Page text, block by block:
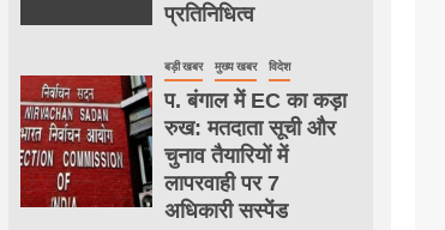
प्रतिनिधित्व
बड़ी खबर मुख्य खबर विदेश
प. बंगाल में EC का कड़ा
रुख: मतदाता सूची और
चुनाव तैयारियों में
लापरवाही पर 7
अधिकारी सस्पेंड